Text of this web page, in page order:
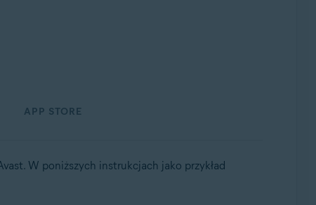
APP STORE
W poniższych instrukcjach jako przykład